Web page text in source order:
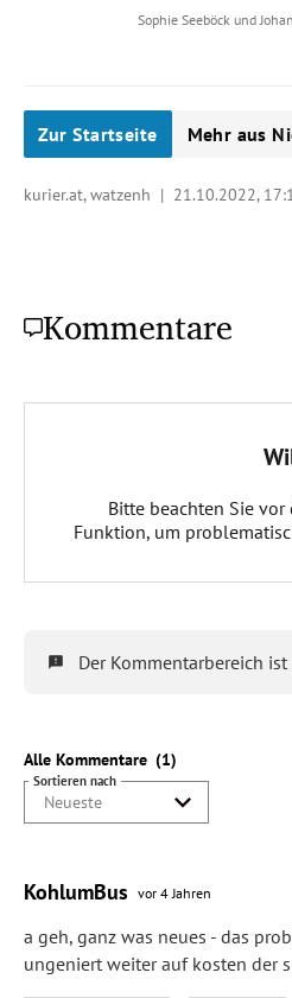
Sophie Seeböckund
Zur Startseite Mehr aus
kurier.at, watzenh | 21.10.2022,
Kommentare